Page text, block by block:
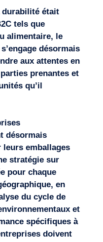
durabilité était
tels que
alimentaire, le
désormais
aux attentes en
prenantes et
qu’il
désormais
emballages
stratégie sur
pour chaque
en
du cycle de
et
spécifiques à
doivent